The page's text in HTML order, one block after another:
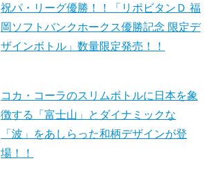
祝パ・リーグ優勝！！「リポビタンＤ 福
岡ソフトバンクホークス優勝記念 限定デ
ザインボトル」数量限定発売！！
コカ・コーラのスリムボトルに日本を象
徴する「富士山」とダイナミックな
「波」をあしらった和柄デザインが登
場！！